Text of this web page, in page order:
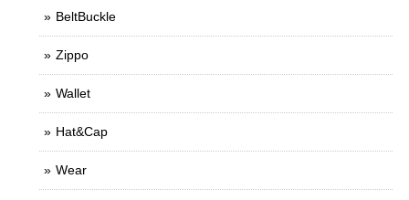
BeltBuckle
Zippo
Wallet
Hat&Cap
Wear